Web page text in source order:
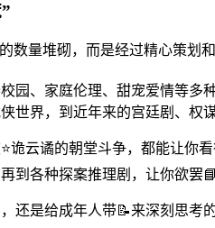
数量堆砌，而是经过精心策划
园、家庭伦理、甜宠爱情等多
世界，到近年来的宫廷剧、权
诡云谲的朝堂斗争，都能让你
到各种探案推理剧，让你欲罢
还是给成年人带📝来深刻思考